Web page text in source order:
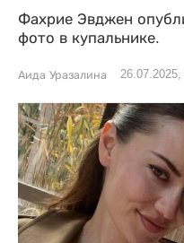
Фахрие Эвджен
фото в купальнике.
Аида Уразалина 26.07.2025,